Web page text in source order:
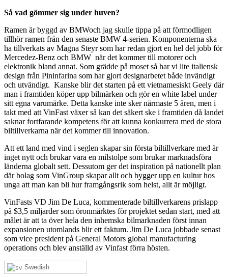
Så vad gömmer sig under huven?
Ramen är byggd av BMWoch jag skulle tippa på att förmodligen
tillhör ramen från den senaste BMW 4-serien. Komponenterna ska
ha tillverkats av Magna Steyr som har redan gjort en hel del jobb för
Mercedez-Benz och BMW när det kommer till motorer och
elektronik bland annat. Som grädde på moset så har vi lite italiensk
design från Pininfarina som har gjort designarbetet både invändigt
och utvändigt. Kanske blir det starten på ett vietnamesiskt Geely där
man i framtiden köper upp bilmärken och gör en white label under
sitt egna varumärke. Detta kanske inte sker närmaste 5 åren, men i
takt med att VinFast växer så kan det säkert ske i framtiden då landet
saknar fortfarande kompetens för att kunna konkurrera med de stora
biltillverkarna när det kommer till innovation.
Att ett land med vind i seglen skapar sin första biltillverkare med är
inget nytt och brukar vara en milstolpe som brukar marknadsföra
länderna globalt sett. Dessutom ger det inspiration på nationellt plan
där bolag som VinGroup skapar allt och bygger upp en kultur hos
unga att man kan bli hur framgångsrik som helst, allt är möjligt.
VinFasts VD Jim De Luca, kommenterade biltillverkarens prislapp
på $3,5 miljarder som öronmärktes för projektet sedan start, med att
målet är att ta över hela den inhemska bilmarknaden först innan
expansionen utomlands blir ett faktum. Jim De Luca jobbade senast
som vice president på General Motors global manufacturing
operations och blev anställd av Vinfast förra hösten.
Swedish